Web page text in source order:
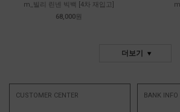
m_빌리 린넨 빅백 [4차 재입고]
68,000원
더보기
CUSTOMER CENTER BANK INFO